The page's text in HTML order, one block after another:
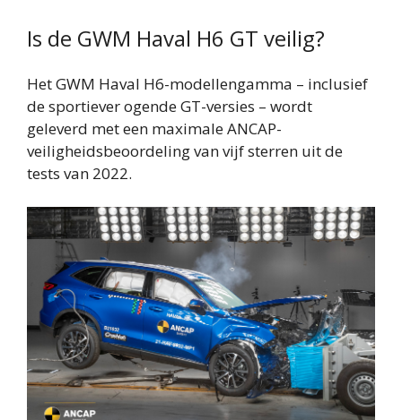
Is de GWM Haval H6 GT veilig?
Het GWM Haval H6-modellengamma – inclusief
de sportiever ogende GT-versies – wordt
geleverd met een maximale ANCAP-
veiligheidsbeoordeling van vijf sterren uit de
tests van 2022.